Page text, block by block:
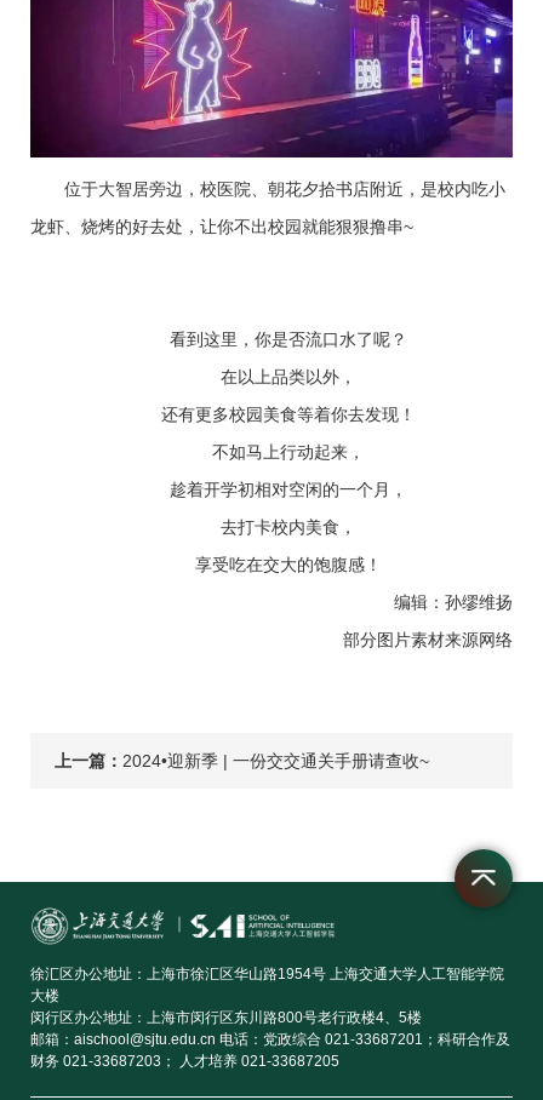
位于大智居旁边，校医院、朝花夕拾书店附近，是校内吃小
龙虾、烧烤的好去处，让你不出校园就能狠狠撸串~
看到这里，你是否流口水了呢？
在以上品类以外，
还有更多校园美食等着你去发现！
不如马上行动起来，
趁着开学初相对空闲的一个月，
去打卡校内美食，
享受吃在交大的饱腹感！
编辑：孙缪维扬
部分图片素材来源网络
上一篇： 2024•迎新季 | 一份交交通关手册请查收~
徐汇区办公地址：上海市徐汇区华山路1954号 上海交通大学人工智能学院
大楼
闵行区办公地址：上海市闵行区东川路800号老行政楼4、5楼
邮箱：aischool@sjtu.edu.cn 电话：党政综合 021-33687201；科研合作及
财务 021-33687203； 人才培养 021-33687205